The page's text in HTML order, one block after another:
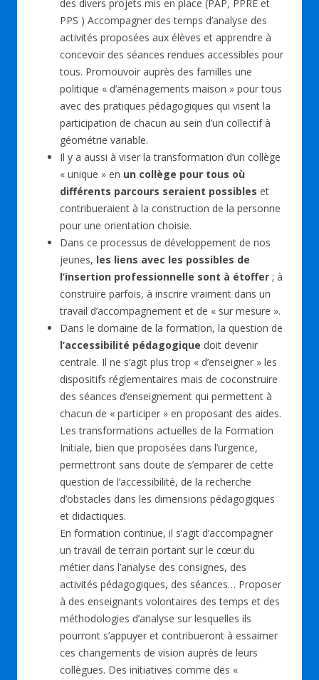
des divers projets mis en place (PAP, PPRE et
PPS ) Accompagner des temps d’analyse des
activités proposées aux élèves et apprendre à
concevoir des séances rendues accessibles pour
tous. Promouvoir auprès des familles une
politique « d’aménagements maison » pour tous
avec des pratiques pédagogiques qui visent la
participation de chacun au sein d’un collectif à
géométrie variable.
Il y a aussi à viser la transformation d’un collège
« unique » en un collège pour tous où
différents parcours seraient possibles et
contribueraient à la construction de la personne
pour une orientation choisie.
Dans ce processus de développement de nos
jeunes, les liens avec les possibles de
l’insertion professionnelle sont à étoffer ; à
construire parfois, à inscrire vraiment dans un
travail d’accompagnement et de « sur mesure ».
Dans le domaine de la formation, la question de
l’accessibilité pédagogique doit devenir
centrale. Il ne s’agit plus trop « d’enseigner » les
dispositifs réglementaires mais de coconstruire
des séances d’enseignement qui permettent à
chacun de « participer » en proposant des aides.
Les transformations actuelles de la Formation
Initiale, bien que proposées dans l’urgence,
permettront sans doute de s’emparer de cette
question de l’accessibilité, de la recherche
d’obstacles dans les dimensions pédagogiques
et didactiques.
En formation continue, il s’agit d’accompagner
un travail de terrain portant sur le cœur du
métier dans l’analyse des consignes, des
activités pédagogiques, des séances… Proposer
à des enseignants volontaires des temps et des
méthodologies d’analyse sur lesquelles ils
pourront s’appuyer et contribueront à essaimer
ces changements de vision auprès de leurs
collègues. Des initiatives comme des «